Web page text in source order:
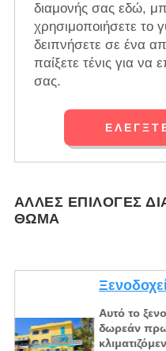
διαμονής σας εδώ,
χρησιμοποιήσετε το
δειπνήσετε σε ένα
παίξετε τένις για να
σας.
ΆΛΛΕΣ ΕΠΙΛΟΓΈΣ
ΘΩΜΆ
Αυτό το
δωρεάν